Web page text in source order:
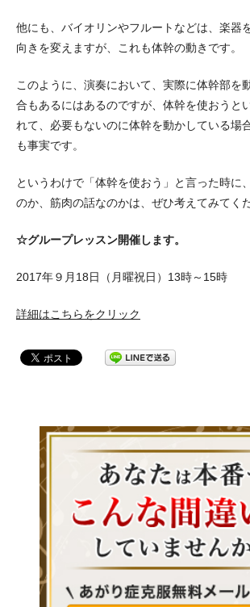
他にも、バイオリンやフルートなどは、楽器
向きを変えますが、これも体幹の動きです。
このように、演奏において、実際に体幹部を
合もあるにはあるのですが、体幹を使おうと
れて、必要もないのに体幹を動かしている場
も事実です。
というわけで「体幹を使おう」と言った時に
のか、筋肉の話なのかは、ぜひ考えてみてく
☆グループレッスン開催します。
2017年９月18日（月曜祝日）13時～15時
詳細はこちらをクリック